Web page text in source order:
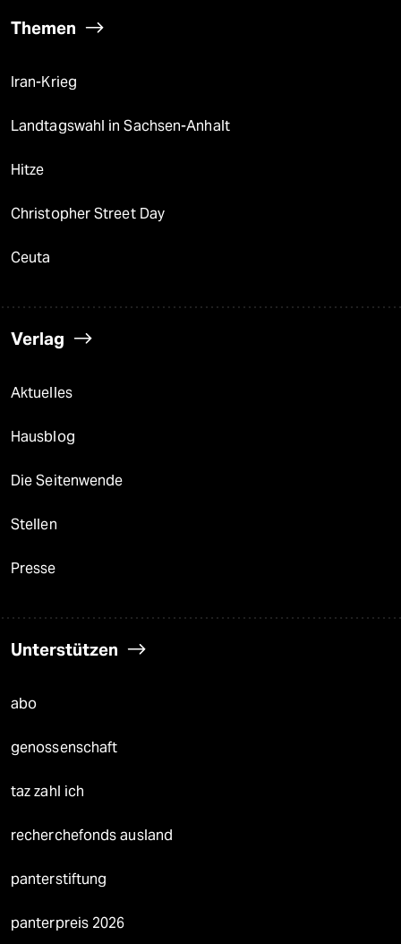
Themen
Iran-Krieg
Landtagswahl in Sachsen-Anhalt
Hitze
Christopher Street Day
Ceuta
Verlag
Aktuelles
Hausblog
Die Seitenwende
Stellen
Presse
Unterstützen
abo
genossenschaft
taz zahl ich
recherchefonds ausland
panterstiftung
panterpreis 2026